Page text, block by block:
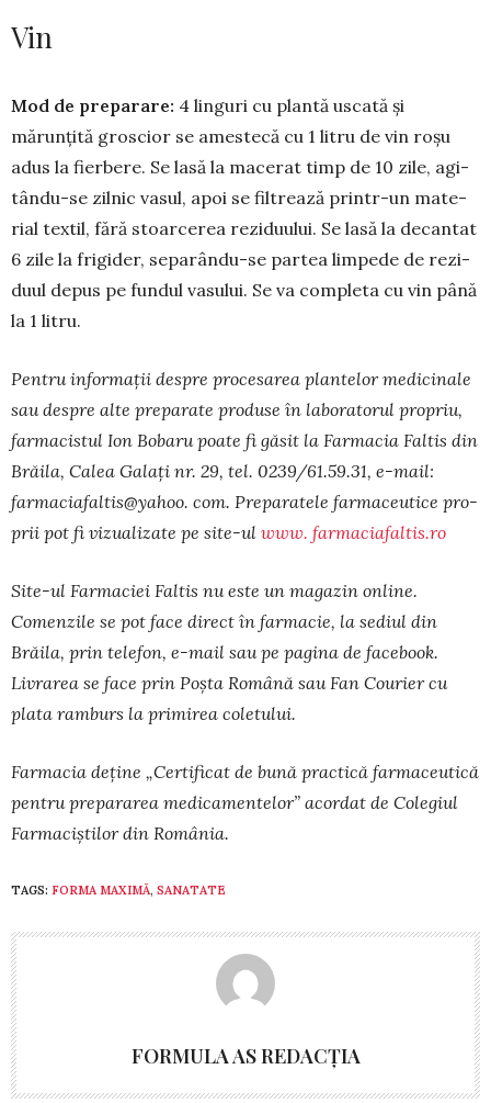
Vin
Mod de preparare: 4 linguri cu plantă uscată și
mărunțită groscior se amestecă cu 1 litru de vin roșu
adus la fier­bere. Se lasă la macerat timp de 10 zile, agi­
tân­du-se zilnic vasul, apoi se fil­trea­ză prin­tr-un mate­
rial textil, fără stoarcerea rezi­duului. Se lasă la decan­tat
6 zile la frigider, sepa­rându-se par­tea lim­pede de rezi­
duul depus pe fun­dul vasului. Se va com­pleta cu vin până
la 1 litru.
Pentru informaţii despre procesarea plan­telor me­dicinale
sau despre alte preparate produse în labora­torul propriu,
far­macistul Ion Bobaru poate fi găsit la Farmacia Faltis din
Brăila, Calea Galaţi nr. 29, tel. 0239/61.59.31, e-mail:
farmaciafaltis@yahoo. com. Pre­paratele farma­ceutice pro­
prii pot fi vi­zua­lizate pe site-ul www. farmaciafaltis.ro
Site-ul Farmaciei Faltis nu este un magazin on­line.
Comen­zile se pot face direct în farmacie, la sediul din
Brăila, prin telefon, e-mail sau pe pagina de facebook.
Livrarea se face prin Poșta Română sau Fan Courier cu
plata ram­burs la primirea coletului.
Farmacia deţine „Certificat de bună prac­tică far­­ma­ceu­tică
pentru prepararea medi­ca­mente­lor” acor­dat de Colegiul
Far­maciş­tilor din Ro­mâ­nia.
TAGS: FORMA MAXIMĂ, SANATATE
FORMULA AS REDACȚIA